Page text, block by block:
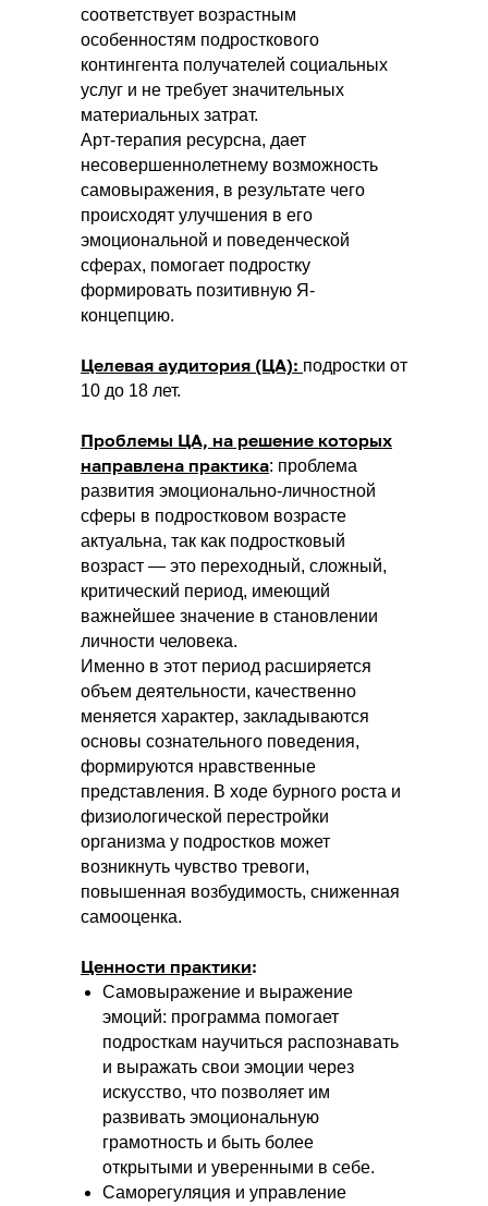
соответствует возрастным
особенностям подросткового
контингента получателей социальных
услуг и не требует значительных
материальных затрат.
Арт-терапия ресурсна, дает
несовершеннолетнему возможность
самовыражения, в результате чего
происходят улучшения в его
эмоциональной и поведенческой
сферах, помогает подростку
формировать позитивную Я-
концепцию.
Целевая аудитория (ЦА): подростки от
10 до 18 лет.
Проблемы ЦА, на решение которых
направлена практика: проблема
развития эмоционально-личностной
сферы в подростковом возрасте
актуальна, так как подростковый
возраст — это переходный, сложный,
критический период, имеющий
важнейшее значение в становлении
личности человека.
Именно в этот период расширяется
объем деятельности, качественно
меняется характер, закладываются
основы сознательного поведения,
формируются нравственные
представления. В ходе бурного роста и
физиологической перестройки
организма у подростков может
возникнуть чувство тревоги,
повышенная возбудимость, сниженная
самооценка.
Ценности практики:
Самовыражение и выражение
эмоций: программа помогает
подросткам научиться распознавать
и выражать свои эмоции через
искусство, что позволяет им
развивать эмоциональную
грамотность и быть более
открытыми и уверенными в себе.
Саморегуляция и управление